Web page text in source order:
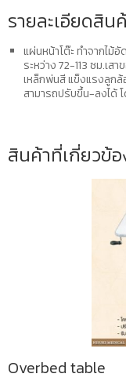
2-
0006541
รายละเอียดสิน
แผ่นหน้าโต๊ะ ทำจากไม้
ระหว่าง 72-113 ซม.เส
เหล็กพ่นสี แข็งแรงลูก
สามารถปรับขึ้น-ลงได้
สินค้าที่เกี่ยวข้
Overbed table